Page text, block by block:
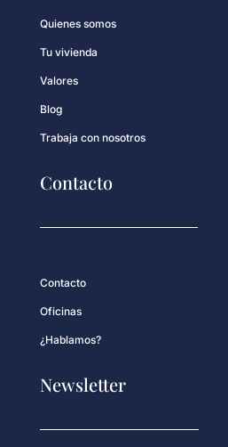
Quienes somos
Tu vivienda
Valores
Blog
Trabaja con nosotros
Contacto
Contacto
Oficinas
¿Hablamos?
Newsletter